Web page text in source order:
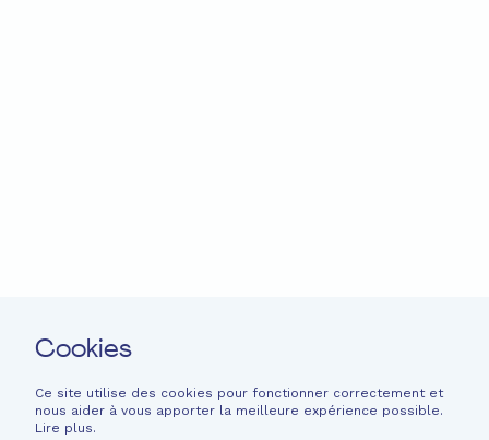
Cookies
Ce site utilise des cookies pour fonctionner correctement et
nous aider à vous apporter la meilleure expérience possible.
Lire plus.